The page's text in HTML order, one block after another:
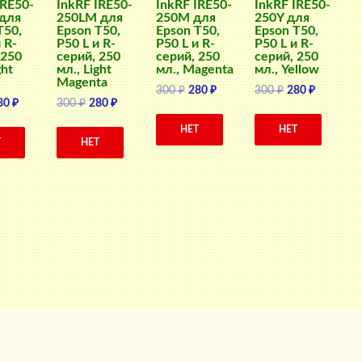
R-
₽Текущая
цена:
280 ₽.
InkRF IRE50-
250LM для
Epson T50,
P50 L и R-
серий, 250
мл., Light
Magenta
300₽ Первоначальная
цена
составляла
280₽Текущая
цена:
280 ₽.
НЕТ
InkRF IRE50-
250M для
Epson T50,
P50 L и R-
серий, 250
мл., Magenta
300₽ Первоначальная
цена
составляла
280₽Текущая
цена:
280 ₽.
НЕТ
InkRF IRE50-
250Y для
Epson T50,
P50 L и R-
серий, 250
мл., Yellow
300₽
цена
составляла
280₽Текущая
цена:
280 ₽.
НЕТ